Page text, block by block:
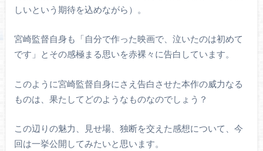
しいという期待を込めながら）。
宮崎監督自身も「自分で作った映画で、泣いたのは初めて
です」とその感極まる思いを赤裸々に告白しています。
このように宮崎監督自身にさえ告白させた本作の威力なる
ものは、果たしてどのようなものなのでしょう？
この辺りの魅力、見せ場、独断を交えた感想について、今
回は一挙公開してみたいと思います。